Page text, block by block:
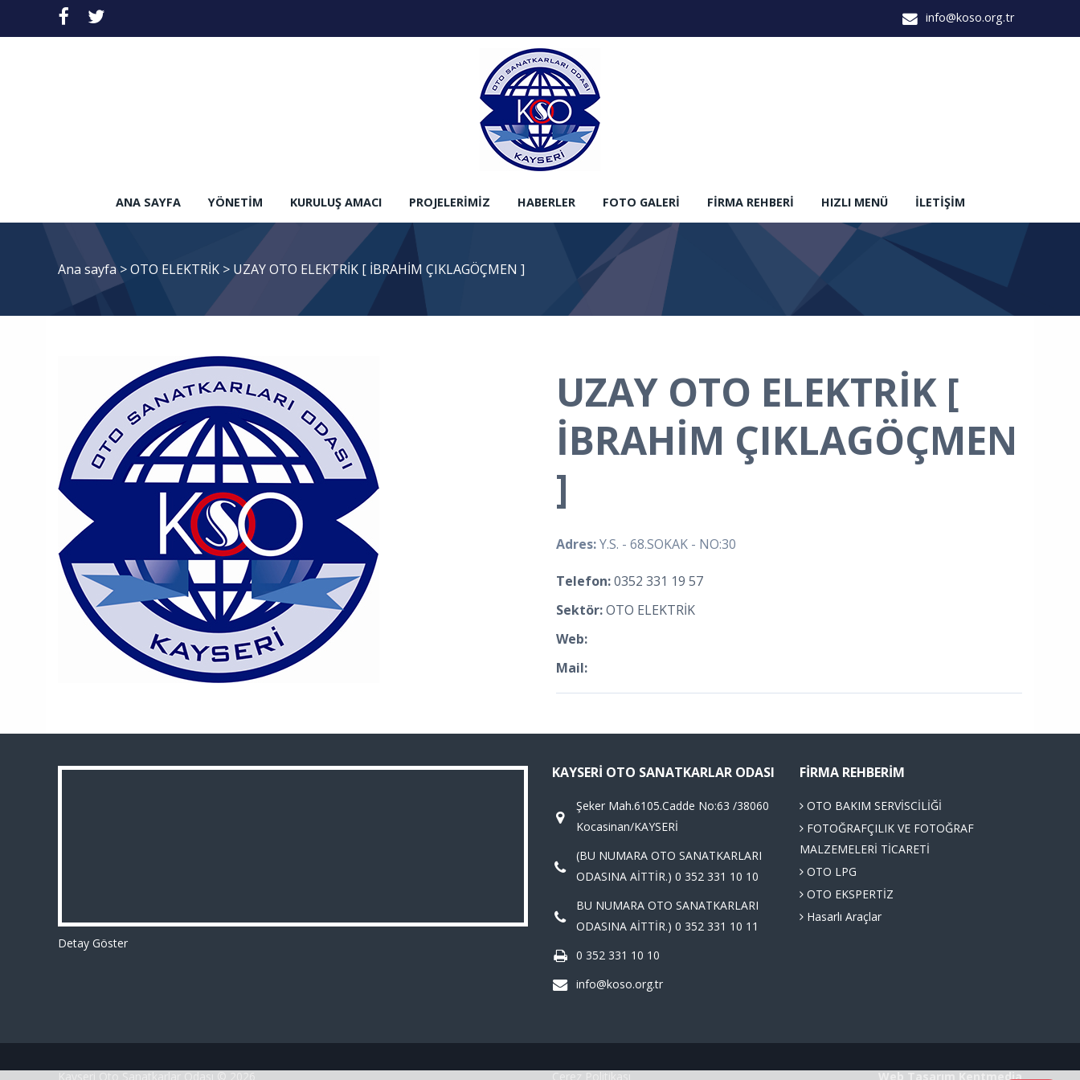
info@koso.org.tr
ANA SAYFA YÖNETIM KURULUŞ AMACI PROJELERIMIZ HABERLER FOTO GALERI FIRMA REHBERI HIZLI MENÜ İLETIŞIM
Ana sayfa >OTO ELEKTRİK > UZAY OTO ELEKTRİK [ İBRAHİM ÇIKLAGÖÇMEN ]
UZAY OTO ELEKTRİK [
İBRAHİM ÇIKLAGÖÇMEN
]
Adres:Y.S. - 68.SOKAK - NO:30
Telefon:0352 331 19 57
Sektör:OTO ELEKTRİK
Web:
Mail:
Detay Göster
KAYSERI OTO SANATKARLAR ODASI
Şeker Mah.6105.Cadde No:63 /38060
Kocasinan/KAYSERİ
(BU NUMARA OTO SANATKARLARI
ODASINA AİTTİR.) 0 352 331 10 10
BU NUMARA OTO SANATKARLARI
ODASINA AİTTİR.) 0 352 331 10 11
0 352 331 10 10
info@koso.org.tr
FIRMA REHBERIM
OTO BAKIM SERVİSCİLİĞİ
FOTOĞRAFÇILIK VE FOTOĞRAF
MALZEMELERİ TİCARETİ
OTO LPG
OTO EKSPERTİZ
Hasarlı Araçlar
Kentmedia